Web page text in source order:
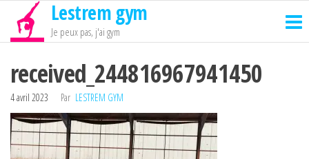
Passer
contenu
Lestrem gym
Je peux pas, j'ai gym
received_244816967941450
4 avril 2023 Par LESTREM GYM